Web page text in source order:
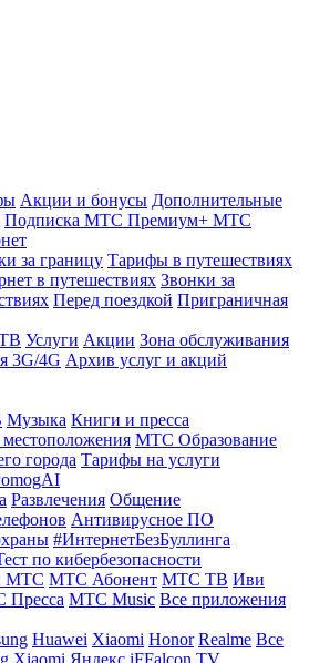
Акции и бонусы Дополнительные
Подписка МТС Премиум+ МТС
за границу Тарифы в путешествиях
в путешествиях Звонки за
Перед поездкой Приграничная
Услуги Акции Зона обслуживания
3G/4G Архив услуг и акций
Музыка Книги и пресса
МТС Образование
города Тарифы на услуги
Развлечения Общение
Антивирусное ПО
#ИнтернетБезБуллинга
по кибербезопасности
МТС МТС Абонент МТС ТВ Иви
МТС Music Все приложения
Huawei Xiaomi Honor Realme Все
Xiaomi Яндекс iFFalcon TV